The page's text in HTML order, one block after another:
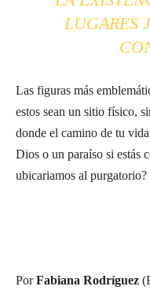
LUGARES
Las figuras más
estos sean un sitio físico,
donde el camino de tu
Dios o un paraíso si estás
ubicariamos al purgatorio?
PorFabiana Rodríguez